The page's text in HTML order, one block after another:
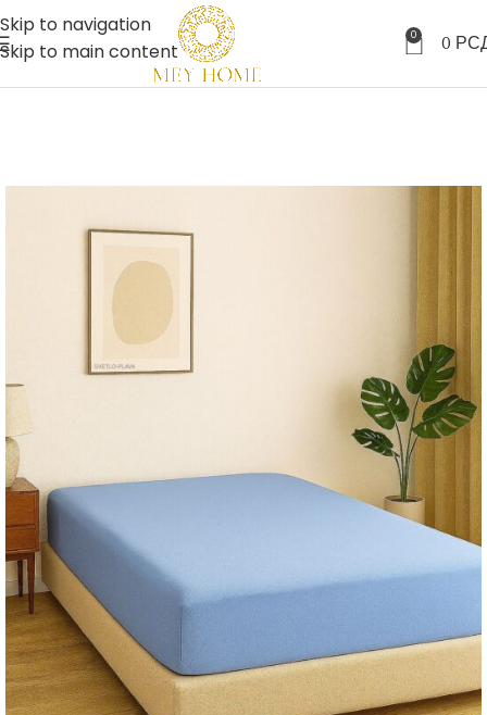
Skip to navigation
Skip to main content
0 0